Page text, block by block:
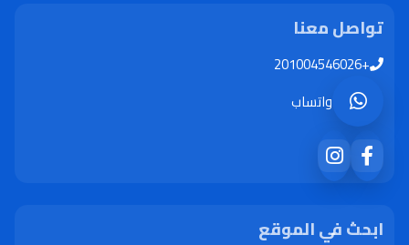
تواصل معنا
+201004546026
واتساب
ابحث في الموقع